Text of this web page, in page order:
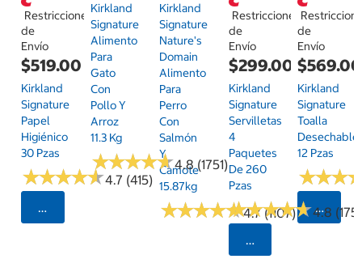
Restricciones
de
Envío
$519.00
Kirkland
Signature
Papel
Higiénico
30 Pzas
★★★★★
★★★★★4.7 (415)
Seleccionar Código Postal
Kirkland
Signature
Alimento
Para
Gato
Con
Pollo Y
Arroz
11.3 Kg
★★★★★
★★★★★4.8 (1751)
Kirkland
Signature
Nature's
Domain
Alimento
Para
Perro
Con
Salmón
Y
Camote
15.87kg
★★★★★
★★★★★4.7 (1107)
Restricciones
de
Envío
$299.00
Kirkland
Signature
Servilletas
4
Paquetes
De 260
Pzas
★★★★★
★★★★★4.8 (175)
Seleccionar
de
Envío
$569.00
Kirkland
Signature
Toalla
Desechable
12 Pzas
★★★
★★★